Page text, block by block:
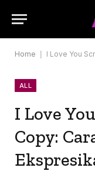
Home I Love You Scrolling
ALL
I Love
Copy: